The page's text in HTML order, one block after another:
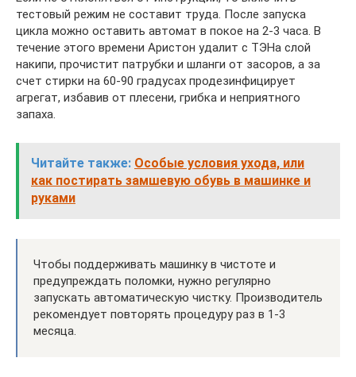
тестовый режим не составит труда. После запуска
цикла можно оставить автомат в покое на 2-3 часа. В
течение этого времени Аристон удалит с ТЭНа слой
накипи, прочистит патрубки и шланги от засоров, а за
счет стирки на 60-90 градусах продезинфицирует
агрегат, избавив от плесени, грибка и неприятного
запаха.
Читайте также: Особые условия ухода, или
как постирать замшевую обувь в машинке и
руками
Чтобы поддерживать машинку в чистоте и
предупреждать поломки, нужно регулярно
запускать автоматическую чистку. Производитель
рекомендует повторять процедуру раз в 1-3
месяца.